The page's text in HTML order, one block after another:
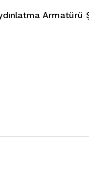
Armatürü